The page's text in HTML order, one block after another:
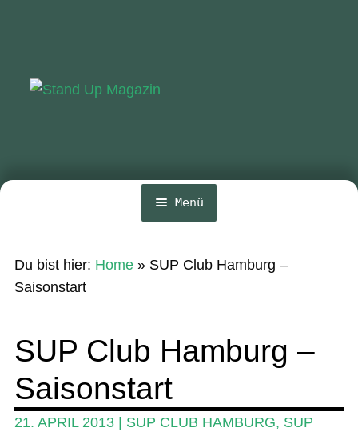
Menü
SUP-Events
Ratgeber
Das Magazin
Du bist hier: Home» SUP Club Hamburg –
Saisonstart
SUP Club Hamburg –
Saisonstart
21. APRIL 2013| SUP CLUB HAMBURG, SUP